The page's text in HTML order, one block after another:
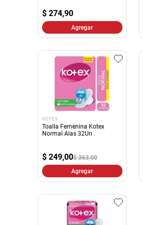
$ 274,90
Agregar
KOTEX
Toalla Femenina Kotex
Normal Alas 32Un .
$ 249,00$ 363,00
Agregar